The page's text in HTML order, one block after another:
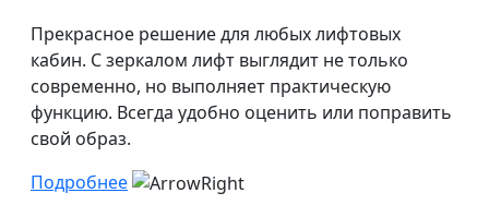
Прекрасное решение для любых лифтовых
кабин. С зеркалом лифт выглядит не только
современно, но выполняет практическую
функцию. Всегда удобно оценить или поправить
свой образ.
Подробнее